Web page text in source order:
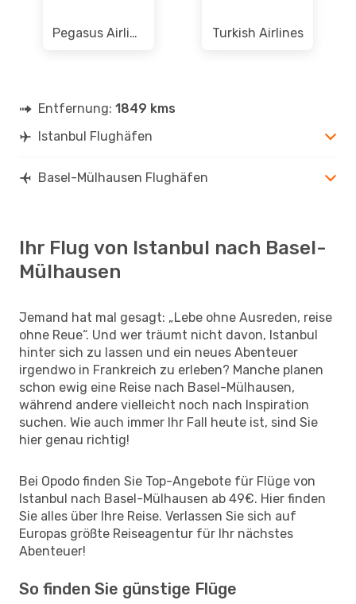
Pegasus Airlines Turkish Airlines
Entfernung: 1849 kms
Istanbul Flughäfen
Basel-Mülhausen Flughäfen
Ihr Flug von Istanbul nach Basel-
Mülhausen
Jemand hat mal gesagt: „Lebe ohne Ausreden, reise
ohne Reue“. Und wer träumt nicht davon, Istanbul
hinter sich zu lassen und ein neues Abenteuer
irgendwo in Frankreich zu erleben? Manche planen
schon ewig eine Reise nach Basel-Mülhausen,
während andere vielleicht noch nach Inspiration
suchen. Wie auch immer Ihr Fall heute ist, sind Sie
hier genau richtig!
Bei Opodo finden Sie Top-Angebote für Flüge von
Istanbul nach Basel-Mülhausen ab 49€. Hier finden
Sie alles über Ihre Reise. Verlassen Sie sich auf
Europas größte Reiseagentur für Ihr nächstes
Abenteuer!
So finden Sie günstige Flüge